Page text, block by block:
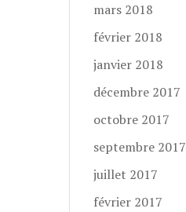
mars 2018
février 2018
janvier 2018
décembre 2017
octobre 2017
septembre 2017
juillet 2017
février 2017